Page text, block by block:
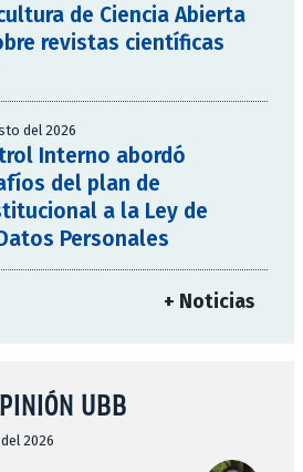
de Ciencia Abierta
revistas científicas
del 2026
Interno abordó
del plan de
a la Ley de
Personales
+ Noticias
UBB
2026